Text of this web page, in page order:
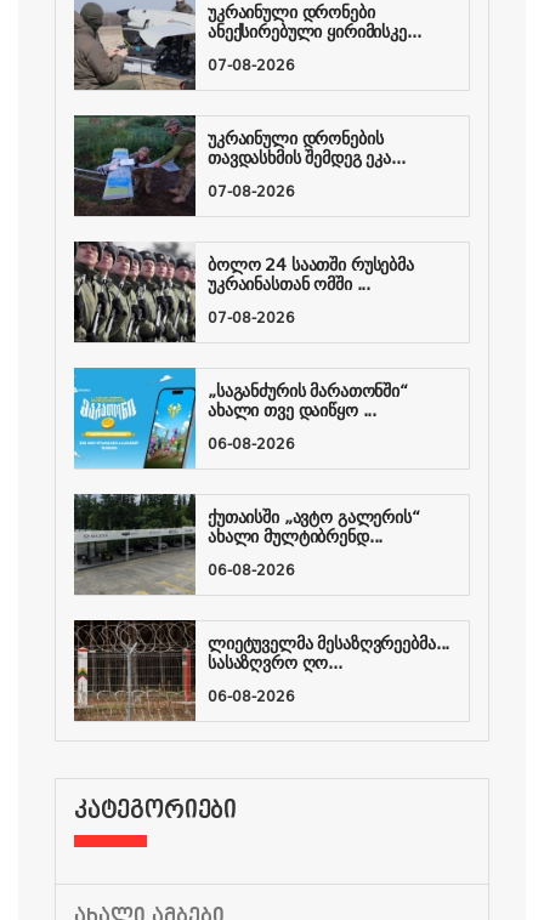
უკრაინული დრონები
ანექსირებული ყირიმისკე...
07-08-2026
უკრაინული დრონების
თავდასხმის შემდეგ ეკა...
07-08-2026
ბოლო 24 საათში რუსებმა
უკრაინასთან ომში ...
07-08-2026
„საგანძურის მარათონში“
ახალი თვე დაიწყო ...
06-08-2026
ქუთაისში „ავტო გალერის“
ახალი მულტიბრენდ...
06-08-2026
ლიეტუველმა მესაზღვრეებმა...
სასაზღვრო ღო...
06-08-2026
ᲙᲐᲢᲔᲒᲝᲠᲘᲔᲑᲘ